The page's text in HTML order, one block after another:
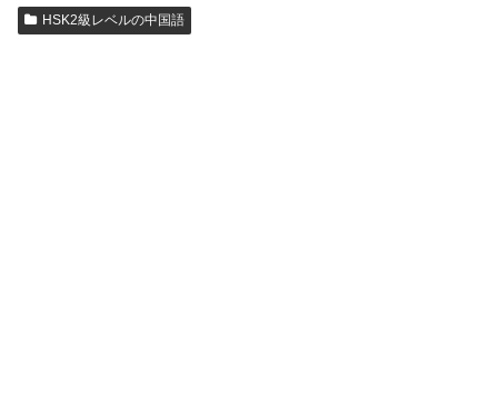
HSK2級レベルの中国語